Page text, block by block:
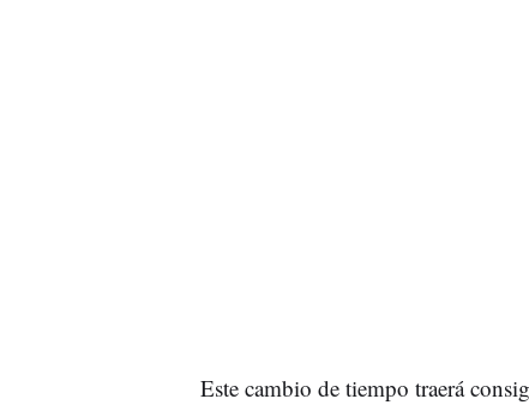
Este cambio de tiempo traerá